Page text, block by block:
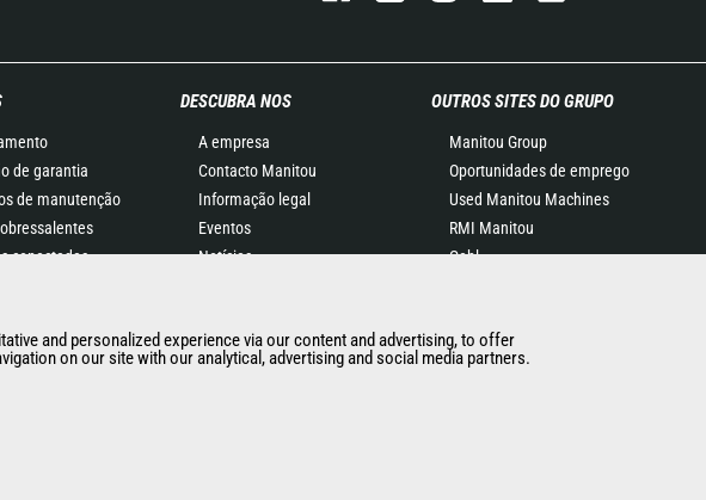
de garantia
de manutenção
conectadas
DESCUBRA NOS
A empresa
Contacto Manitou
Informação legal
Eventos
Notícias
Conditions of Sale
OUTROS SITES DO GRUPO
Manitou Group
Oportunidades de emprego
Used Manitou Machines
RMI Manitou
Gehl
and personalized experience via our content and advertising, to offer
on our site with our analytical, advertising and social media partners.